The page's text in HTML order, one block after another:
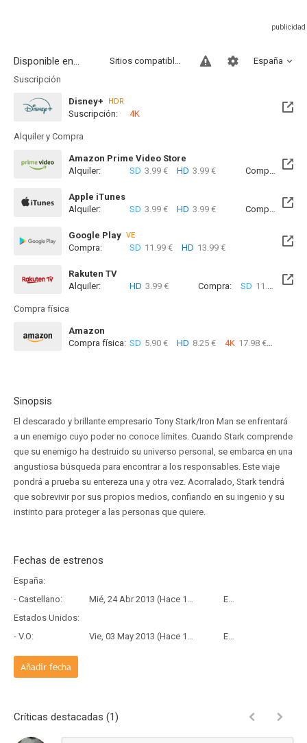
Disponible en... España
Sitios compatibles
Suscripción
Disney+ HDR
Suscripción: 4K
Alquiler y Compra
Amazon Prime Video Store
Alquiler:
SD 3.99 € HD 3.99 € Compra: SD
Apple iTunes
Alquiler:
SD 3.99 € HD 3.99 € Compra: SD
Google Play VE
Compra: SD 11.99 € HD 13.99 €
Rakuten TV
Alquiler:
HD 3.99 € Compra: SD 11.99 € HD
Compra física
Amazon
Compra física: SD 5.90 € HD 8.25 € 4K 17.98 €
Sinopsis
El descarado y brillante empresario Tony Stark/Iron Man se enfrentará
a un enemigo cuyo poder no conoce límites. Cuando Stark comprende
que su enemigo ha destruido su universo personal, se embarca en una
angustiosa búsqueda para encontrar a los responsables. Este viaje
pondrá a prueba su entereza una y otra vez. Acorralado, Stark tendrá
que sobrevivir por sus propios medios, confiando en su ingenio y su
instinto para proteger a las personas que quiere.
Fechas de estrenos
España:
- Castellano:
Mié, 24 Abr 2013 (Hace 13 años y 3 meses)
Estreno
Estados Unidos:
- V.O:
Vie, 03 May 2013 (Hace 13 años y 3 meses) Estreno
Añadir fecha
Críticas destacadas (1)